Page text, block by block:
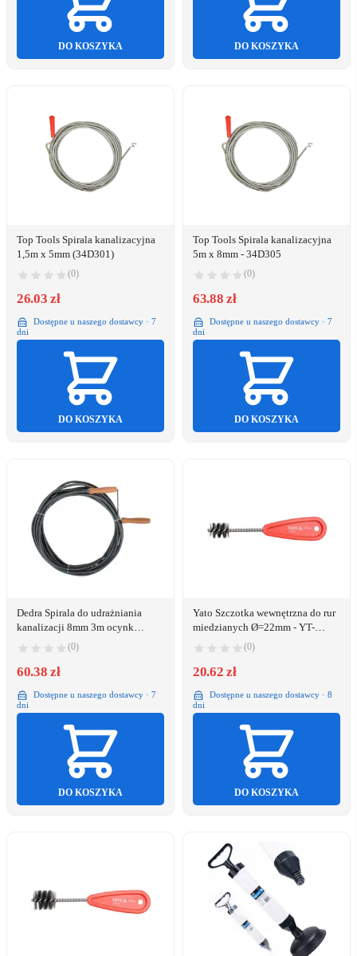
DO KOSZYKA DO KOSZYKA
Top Tools Spirala kanalizacyjna
1,5m x 5mm (34D301)
(0)
26.03 zł
Dostępne u naszego dostawcy · 7
dni
DO KOSZYKA
Top Tools Spirala kanalizacyjna
5m x 8mm - 34D305
(0)
63.88 zł
Dostępne u naszego dostawcy · 7
dni
DO KOSZYKA
Dedra Spirala do udrażniania
kanalizacji 8mm 3m ocynk
(0)
60.38 zł
Dostępne u naszego dostawcy · 7
dni
DO KOSZYKA
Yato Szczotka wewnętrzna do rur
miedzianych Ø=22mm - YT-
(0)
20.62 zł
Dostępne u naszego dostawcy · 8
dni
DO KOSZYKA